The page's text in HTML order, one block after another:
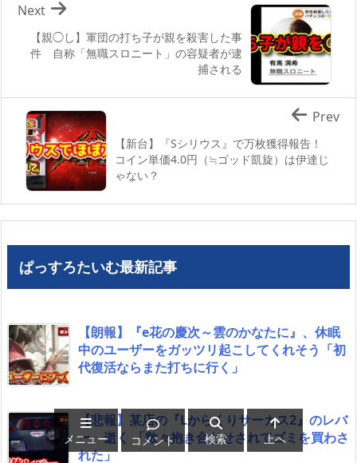
【親◯し】軍団の打ち子が親を殺害した事
件 自称「無職スロニート」の容疑者が逮
捕される
Next
【新台】『Sシリウス』で万枚獲得報告！
コイン単価4.0円（≒ゴッド凱旋）は伊達じ
ゃない？
Prev
ぱっすろたいむ最新記事
【朗報】『e花の慶次～雲のかなたに』、休眠
中のユーザーをガッツリ起こしてくれそう「初
代復活ならまた打ちに行く」
【悲報】某店の『Lからくりサーカス2』のレバ
ー、逝く 「散々抱き合わせされてゴミを買わさ
れた」
メニュー コメント 検索 上へ